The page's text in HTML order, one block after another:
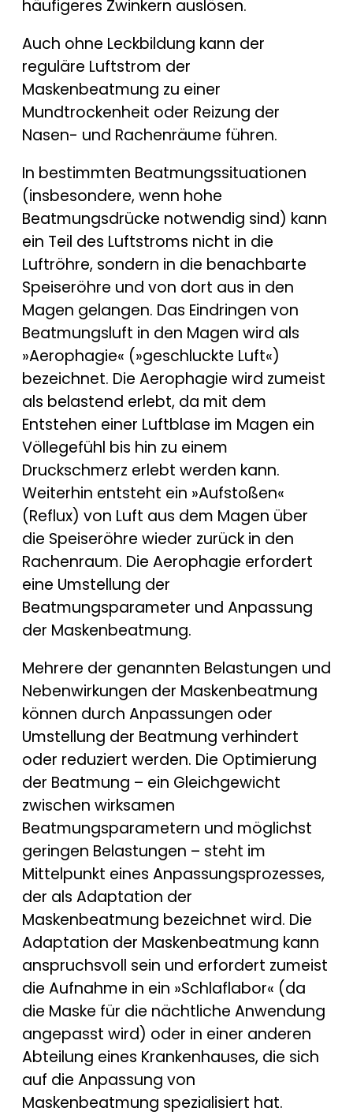
häufigeres Zwinkern auslösen.
Auch ohne Leckbildung kann der
reguläre Luftstrom der
Maskenbeatmung zu einer
Mundtrockenheit oder Reizung der
Nasen- und Rachenräume führen.
In bestimmten Beatmungssituationen
(insbesondere, wenn hohe
Beatmungsdrücke notwendig sind) kann
ein Teil des Luftstroms nicht in die
Luftröhre, sondern in die benachbarte
Speiseröhre und von dort aus in den
Magen gelangen. Das Eindringen von
Beatmungsluft in den Magen wird als
»Aerophagie« (»geschluckte Luft«)
bezeichnet. Die Aerophagie wird zumeist
als belastend erlebt, da mit dem
Entstehen einer Luftblase im Magen ein
Völlegefühl bis hin zu einem
Druckschmerz erlebt werden kann.
Weiterhin entsteht ein »Aufstoßen«
(Reflux) von Luft aus dem Magen über
die Speiseröhre wieder zurück in den
Rachenraum. Die Aerophagie erfordert
eine Umstellung der
Beatmungsparameter und Anpassung
der Maskenbeatmung.
Mehrere der genannten Belastungen und
Nebenwirkungen der Maskenbeatmung
können durch Anpassungen oder
Umstellung der Beatmung verhindert
oder reduziert werden. Die Optimierung
der Beatmung – ein Gleichgewicht
zwischen wirksamen
Beatmungsparametern und möglichst
geringen Belastungen – steht im
Mittelpunkt eines Anpassungsprozesses,
der als Adaptation der
Maskenbeatmung bezeichnet wird. Die
Adaptation der Maskenbeatmung kann
anspruchsvoll sein und erfordert zumeist
die Aufnahme in ein »Schlaflabor« (da
die Maske für die nächtliche Anwendung
angepasst wird) oder in einer anderen
Abteilung eines Krankenhauses, die sich
auf die Anpassung von
Maskenbeatmung spezialisiert hat.